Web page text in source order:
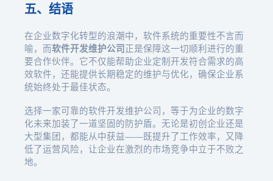
五、结语
在企业数字化转型的浪潮中，软件系统的重要性不言而
喻，而软件开发维护公司正是保障这一切顺利进行的重
要合作伙伴。它不仅能帮助企业定制开发符合需求的高
效软件，还能提供长期稳定的维护与优化，确保企业系
统始终处于最佳状态。
选择一家可靠的软件开发维护公司，等于为企业的数字
化未来加装了一道坚固的防护盾。无论是初创企业还是
大型集团，都能从中获益——既提升了工作效率，又降
低了运营风险，让企业在激烈的市场竞争中立于不败之
地。